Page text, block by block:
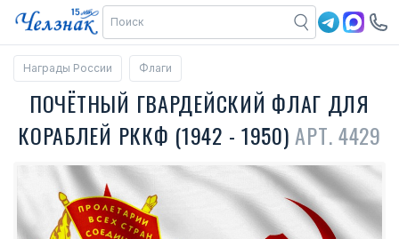
Награды России Флаги
ПОЧЁТНЫЙ ГВАРДЕЙСКИЙ ФЛАГ ДЛЯ
КОРАБЛЕЙ РККФ (1942 - 1950)АРТ. 4429